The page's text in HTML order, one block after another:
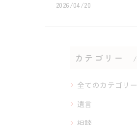
2026/04/20
カテゴリー
全てのカテゴリー
遺言
相談